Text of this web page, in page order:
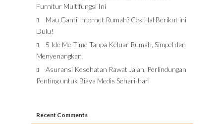
Furnitur Multifungsi Ini
Mau Ganti Internet Rumah? Cek Hal Berikut ini
Dulu!
5 Ide Me Time Tanpa Keluar Rumah, Simpel dan
Menyenangkan!
Asuransi Kesehatan Rawat Jalan, Perlindungan
Penting untuk Biaya Medis Sehari-hari
Recent Comments